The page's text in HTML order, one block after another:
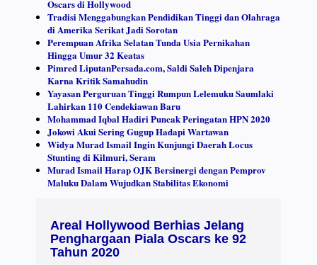
Oscars di Hollywood
Tradisi Menggabungkan Pendidikan Tinggi dan Olahraga
di Amerika Serikat Jadi Sorotan
Perempuan Afrika Selatan Tunda Usia Pernikahan
Hingga Umur 32 Keatas
Pimred LiputanPersada.com, Saldi Saleh Dipenjara
Karna Kritik Samahudin
Yayasan Perguruan Tinggi Rumpun Lelemuku Saumlaki
Lahirkan 110 Cendekiawan Baru
Mohammad Iqbal Hadiri Puncak Peringatan HPN 2020
Jokowi Akui Sering Gugup Hadapi Wartawan
Widya Murad Ismail Ingin Kunjungi Daerah Locus
Stunting di Kilmuri, Seram
Murad Ismail Harap OJK Bersinergi dengan Pemprov
Maluku Dalam Wujudkan Stabilitas Ekonomi
Areal Hollywood Berhias Jelang
Penghargaan Piala Oscars ke 92
Tahun 2020